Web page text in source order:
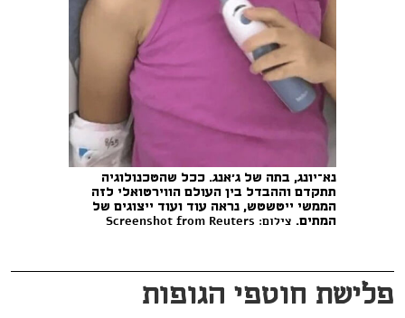
נא־יונג, בתה של ג'אנג. ככל שהטכנולוגיה
תתקדם וההבדל בין העולם הווירטואלי לזה
הממשי ייטשטש, נראה עוד ועוד ייצוגים של
המתים. צילום: Screenshot from Reuters
פלישת חוטפי הגופות